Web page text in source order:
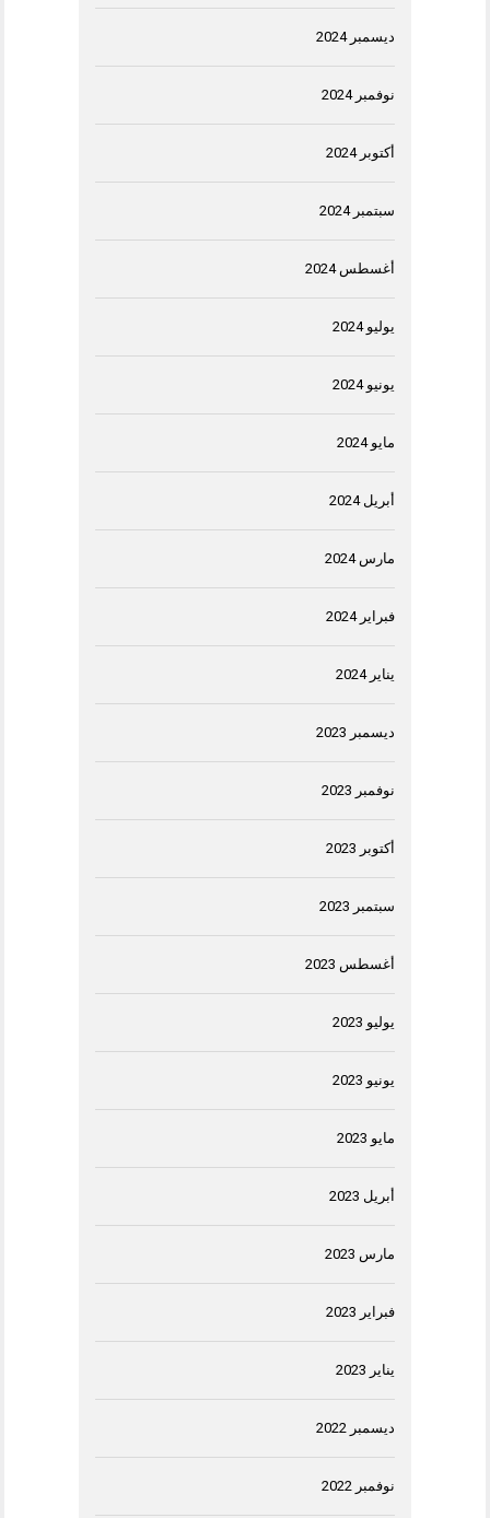
ديسمبر 2024
نوفمبر 2024
أكتوبر 2024
سبتمبر 2024
أغسطس 2024
يوليو 2024
يونيو 2024
مايو 2024
أبريل 2024
مارس 2024
فبراير 2024
يناير 2024
ديسمبر 2023
نوفمبر 2023
أكتوبر 2023
سبتمبر 2023
أغسطس 2023
يوليو 2023
يونيو 2023
مايو 2023
أبريل 2023
مارس 2023
فبراير 2023
يناير 2023
ديسمبر 2022
نوفمبر 2022